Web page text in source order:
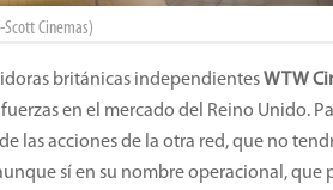
Scott Cinemas)
británicas independientesWTW
en el mercado del Reino Unido.
las acciones de la otra red, que no
sí en su nombre operacional, que